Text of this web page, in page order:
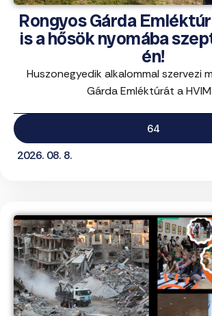
Rongyos Gárda
is a hősök nyomába
én!
Huszonegyedik alkalommal szervezi
Gárda Emléktúrát a HVIM
64
2026. 08. 8.